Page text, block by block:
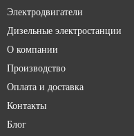
Электродвигатели
Дизельные электростанции
О компании
Производство
Оплата и доставка
Контакты
Блог